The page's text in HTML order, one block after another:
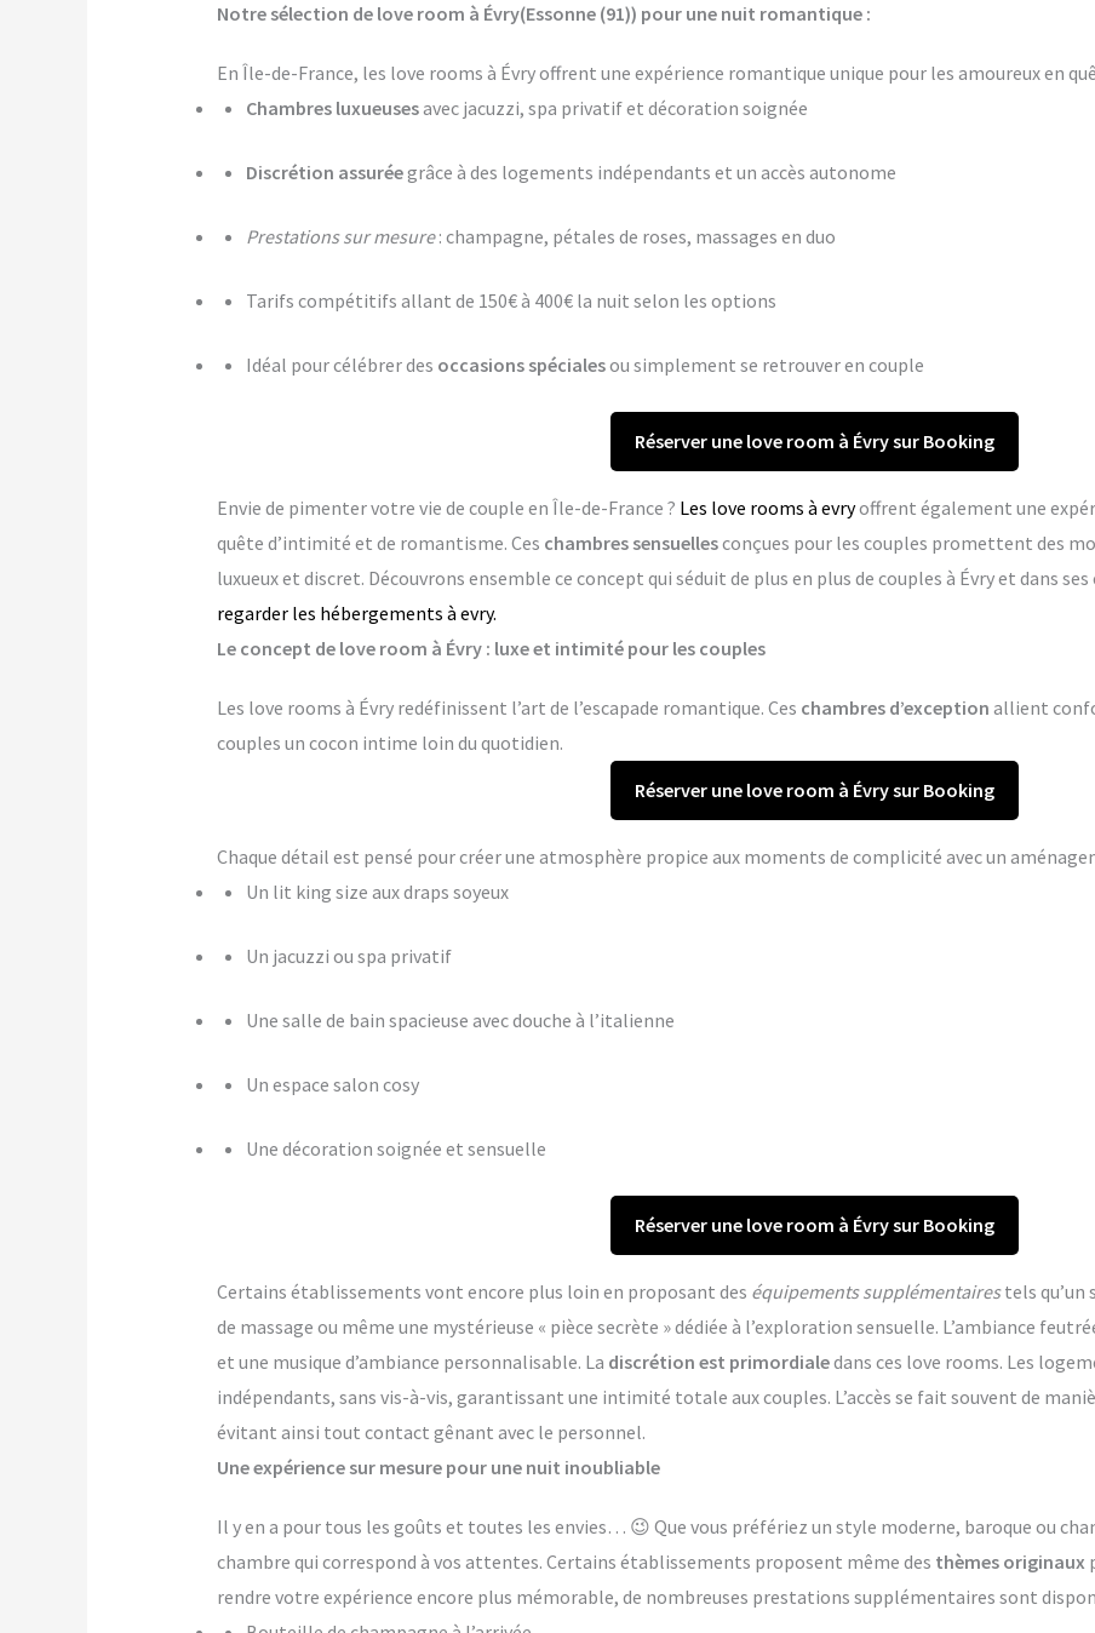
Notre sélection de love room à Évry(Essonne (91)) pour une nuit romantique :
En Île-de-France, les love rooms à Évry offrent une expérience romantique unique pour les amoureux en
Chambres luxueusesavec jacuzzi, spa privatif et décoration soignée
Discrétion assuréegrâce à des logements indépendants et un accès autonome
Prestations sur mesure: champagne, pétales de roses, massages en duo
Tarifs compétitifs allant de 150€ à 400€ la nuit selon les options
Idéal pour célébrer des occasions spécialesou simplement se retrouver en couple
Réserver une love room à Évry sur Booking
Envie de pimenter votre vie de couple en Île-de-France ? Les love rooms à evryoffrent également une
quête d’intimité et de romantisme. Ces chambres sensuellesconçues pour les couples promettent des
luxueux et discret. Découvrons ensemble ce concept qui séduit de plus en plus de couples à Évry et dans
regarder les hébergements à evry.
Le concept de love room à Évry : luxe et intimité pour les couples
Les love rooms à Évry redéfinissent l’art de l’escapade romantique. Ces chambres d’exception allient
couples un cocon intime loin du quotidien.
Réserver une love room à Évry sur Booking
Chaque détail est pensé pour créer une atmosphère propice aux moments de complicité avec un
Un lit king size aux draps soyeux
Un jacuzzi ou spa privatif
Une salle de bain spacieuse avec douche à l’italienne
Un espace salon cosy
Une décoration soignée et sensuelle
Réserver une love room à Évry sur Booking
Certains établissements vont encore plus loin en proposant des équipements supplémentairestels qu’un
de massage ou même une mystérieuse « pièce secrète » dédiée à l’exploration sensuelle. L’ambiance
et une musique d’ambiance personnalisable. La discrétion est primordialedans ces love rooms. Les
indépendants, sans vis-à-vis, garantissant une intimité totale aux couples. L’accès se fait souvent de
évitant ainsi tout contact gênant avec le personnel.
Une expérience sur mesure pour une nuit inoubliable
Il y en a pour tous les goûts et toutes les envies… 😉 Que vous préfériez un style moderne, baroque ou
chambre qui correspond à vos attentes. Certains établissements proposent même des thèmes originaux
rendre votre expérience encore plus mémorable, de nombreuses prestations supplémentaires sont